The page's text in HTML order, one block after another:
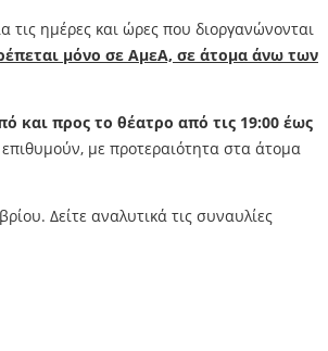
τις ημέρες και ώρες που διοργανώνονται
μόνο σε ΑμεΑ, σε άτομα άνω των
και προς το θέατρο από τις 19:00 έως
με προτεραιότητα στα άτομα
Δείτε αναλυτικά τις συναυλίες